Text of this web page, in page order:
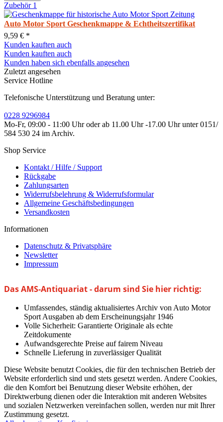
Zubehör 1
Auto Motor Sport Geschenkmappe & Echtheitszertifikat
9,59 € *
Kunden kauften auch
Kunden kauften auch
Kunden haben sich ebenfalls angesehen
Zuletzt angesehen
Service Hotline
Telefonische Unterstützung und Beratung unter:
0228 9296984
Mo-Fr, 09:00 - 11:00 Uhr oder ab 11.00 Uhr -17.00 Uhr unter 0151/
584 530 24 im Archiv.
Shop Service
Kontakt / Hilfe / Support
Rückgabe
Zahlungsarten
Widerrufsbelehrung & Widerrufsformular
Allgemeine Geschäftsbedingungen
Versandkosten
Informationen
Datenschutz & Privatsphäre
Newsletter
Impressum
Das AMS-Antiquariat - darum sind Sie hier richtig:
Umfassendes, ständig aktualisiertes Archiv von Auto Motor
Sport Ausgaben ab dem Erscheinungsjahr 1946
Volle Sicherheit: Garantierte Originale als echte
Zeitdokumente
Aufwandsgerechte Preise auf fairem Niveau
Schnelle Lieferung in zuverlässiger Qualität
Diese Website benutzt Cookies, die für den technischen Betrieb der
Website erforderlich sind und stets gesetzt werden. Andere Cookies,
die den Komfort bei Benutzung dieser Website erhöhen, der
Direktwerbung dienen oder die Interaktion mit anderen Websites
und sozialen Netzwerken vereinfachen sollen, werden nur mit Ihrer
Zustimmung gesetzt.